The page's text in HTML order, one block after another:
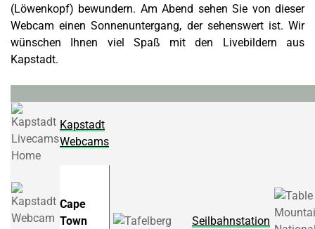
(Löwenkopf) bewundern. Am Abend sehen Sie von dieser
Webcam einen Sonnenuntergang, der sehenswert ist. Wir
wünschen Ihnen viel Spaß mit den Livebildern aus
Kapstadt.
Kapstadt
Webcams
Cape
Town
Seilbahnstation